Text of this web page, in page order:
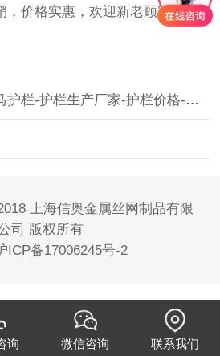
，价格实惠，欢迎新老顾客前来
生产厂家-护栏价格-上海信奥金属丝网有限公司
上海信奥金属丝网制品有限
司 版权所有
ICP备17006245号-2
询 微信咨询 联系我们